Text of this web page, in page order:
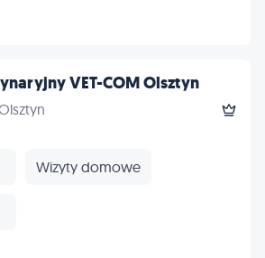
VET-COM Olsztyn
Wizyty domowe